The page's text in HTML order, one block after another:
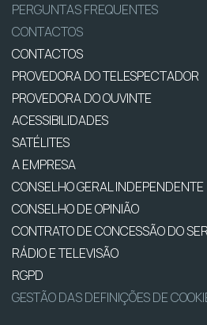
PERGUNTAS FREQUENTES
CONTACTOS
CONTACTOS
PROVEDORA DO TELESPECTADOR
PROVEDORA DO OUVINTE
ACESSIBILIDADES
SATÉLITES
A EMPRESA
CONSELHO GERAL INDEPENDENTE
CONSELHO DE OPINIÃO
CONTRATO DE CONCESSÃO DO
RÁDIO E TELEVISÃO
RGPD
GESTÃO DAS DEFINIÇÕES DE